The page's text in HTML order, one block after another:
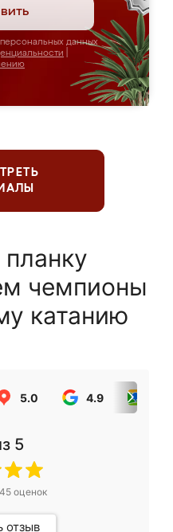
данных
чемпионы
катанию
5.0 4.9
5
оценок
отзыв